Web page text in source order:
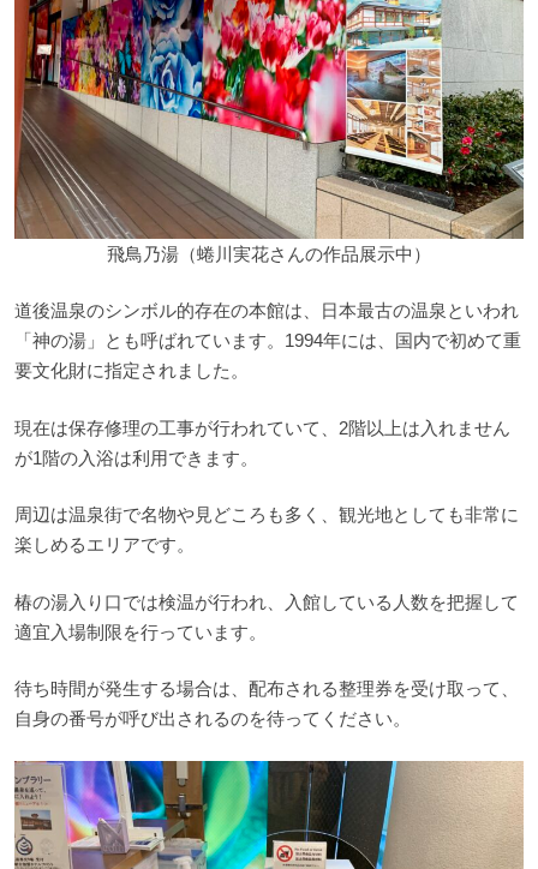
飛鳥乃湯（蜷川実花さんの作品展示中）
道後温泉のシンボル的存在の本館は、日本最古の温泉といわれ
「神の湯」とも呼ばれています。1994年には、国内で初めて重
要文化財に指定されました。
現在は保存修理の工事が行われていて、2階以上は入れません
が1階の入浴は利用できます。
周辺は温泉街で名物や見どころも多く、観光地としても非常に
楽しめるエリアです。
椿の湯入り口では検温が行われ、入館している人数を把握して
適宜入場制限を行っています。
待ち時間が発生する場合は、配布される整理券を受け取って、
自身の番号が呼び出されるのを待ってください。